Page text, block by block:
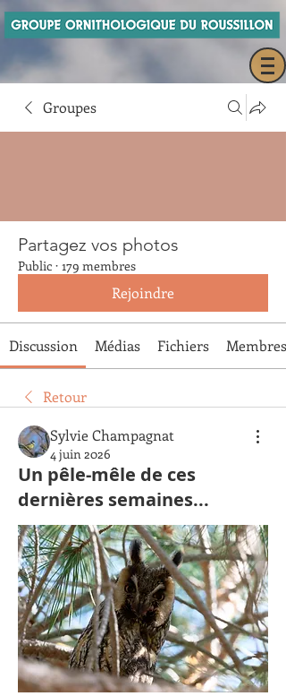
Groupes
Partagez vos photos
Public · 179 membres
Rejoindre
Discussion Médias Fichiers Membres
Retour
Sylvie Champagnat
4 juin 2026
Un pêle-mêle de ces
dernières semaines...